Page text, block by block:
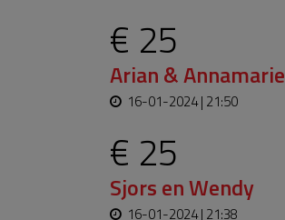
€ 25
Arian & Annamarie
16-01-2024 | 21:50
€ 25
Sjors en Wendy
16-01-2024 | 21:38